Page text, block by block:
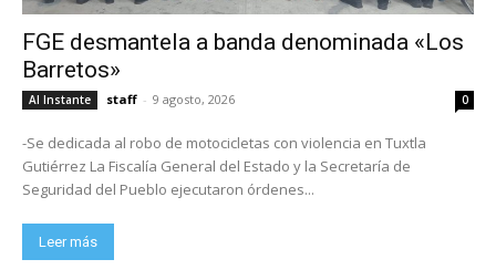
FGE desmantela a banda denominada «Los
Barretos»
Al Instante staff - 9 agosto, 2026 0
-Se dedicada al robo de motocicletas con violencia en Tuxtla
Gutiérrez La Fiscalía General del Estado y la Secretaría de
Seguridad del Pueblo ejecutaron órdenes...
Leer más